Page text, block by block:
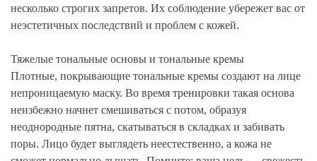
несколько строгих запретов. Их соблюдение убережет вас от
неэстетичных последствий и проблем с кожей.
Тяжелые тональные основы и тональные кремы
Плотные, покрывающие тональные кремы создают на лице
непроницаемую маску. Во время тренировки такая основа
неизбежно начнет смешиваться с потом, образуя
неоднородные пятна, скатываться в складках и забивать
поры. Лицо будет выглядеть неестественно, а кожа не